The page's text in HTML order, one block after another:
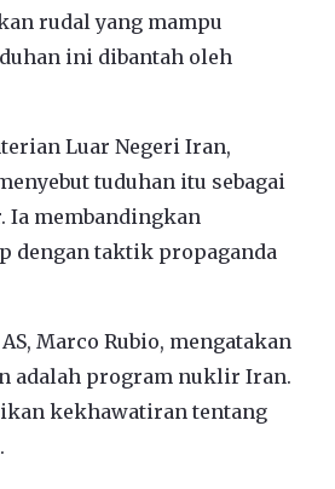
rudal yang mampu
ini dibantah oleh
Luar Negeri Iran,
tuduhan itu sebagai
Ia membandingkan
dengan taktik propaganda
Marco Rubio, mengatakan
adalah program nuklir Iran.
kekhawatiran tentang